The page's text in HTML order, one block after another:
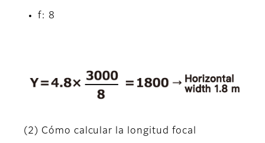
f: 8
(2) Cómo calcular la longitud focal